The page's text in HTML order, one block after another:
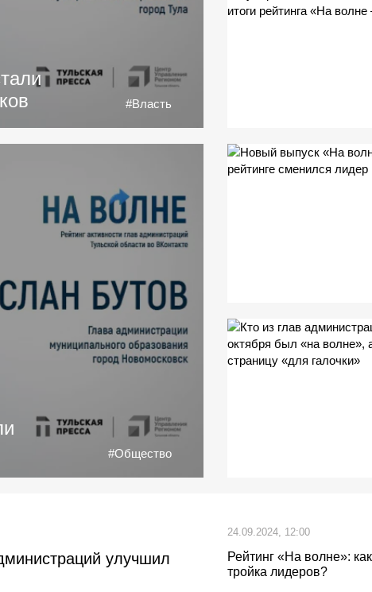
#Власть
#Общество
улучшил
24.09.2024, 12:00
Рейтинг «На волне»:
тройка лидеров?